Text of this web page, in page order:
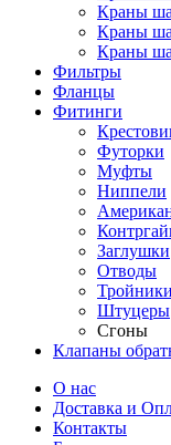
Краны
Краны
Краны
Фильтры
Фланцы
Фитинги
Футорки
Муфты
Ниппели
Заглушки
Отводы
Тройники
Штуцеры
Сгоны
Клапаны
О нас
Доставка и
Контакты